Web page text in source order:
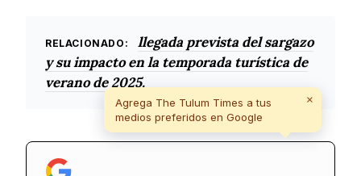
RELACIONADO:
llegada prevista del sargazo
y su impacto en la temporada turística de
verano de 2025.
Agrega The Tulum Times a tus
medios preferidos en Google
×